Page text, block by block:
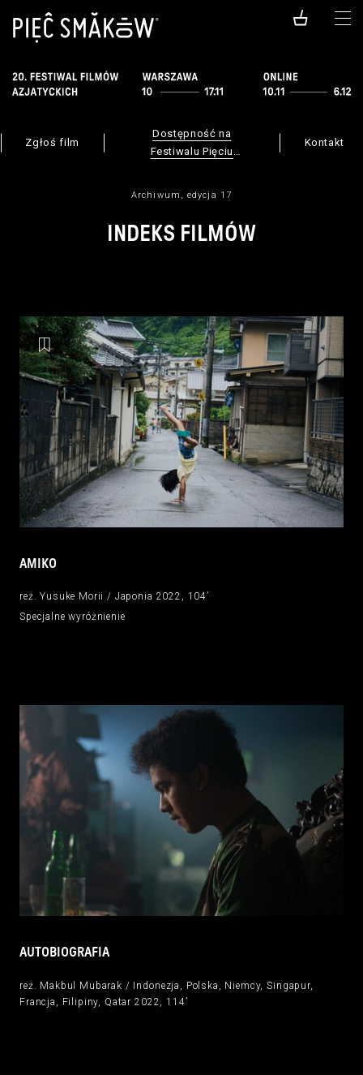
Archiwum, edycja 17
INDEKS FILMÓW
Zgłoś film
Dostępność na
Festiwalu Pięciu
Kontakt
AMIKO
reż. Yusuke Morii / Japonia 2022, 104’
Specjalne wyróżnienie
AUTOBIOGRAFIA
reż. Makbul Mubarak / Indonezja, Polska, Niemcy, Singapur,
Francja, Filipiny, Qatar 2022, 114’